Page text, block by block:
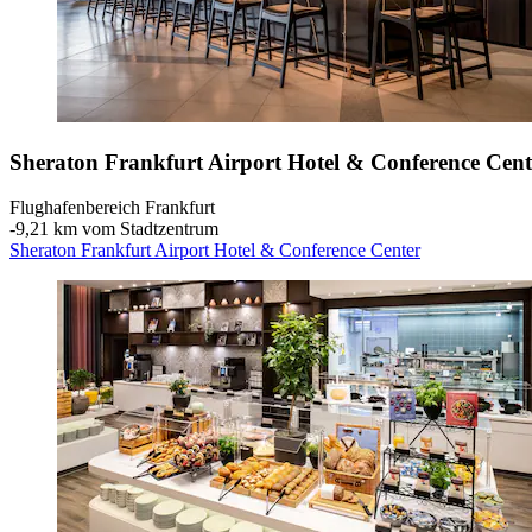
Sheraton Frankfurt Airport Hotel & Conference
Flughafenbereich Frankfurt
‐9,21 km vom Stadtzentrum
Sheraton Frankfurt Airport Hotel & Conference Center